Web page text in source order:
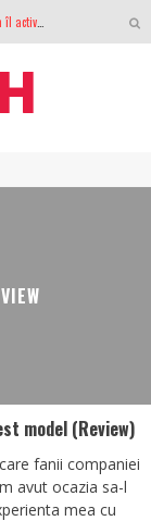
model (Review)
fanii companiei
avut ocazia sa-l
mea cu